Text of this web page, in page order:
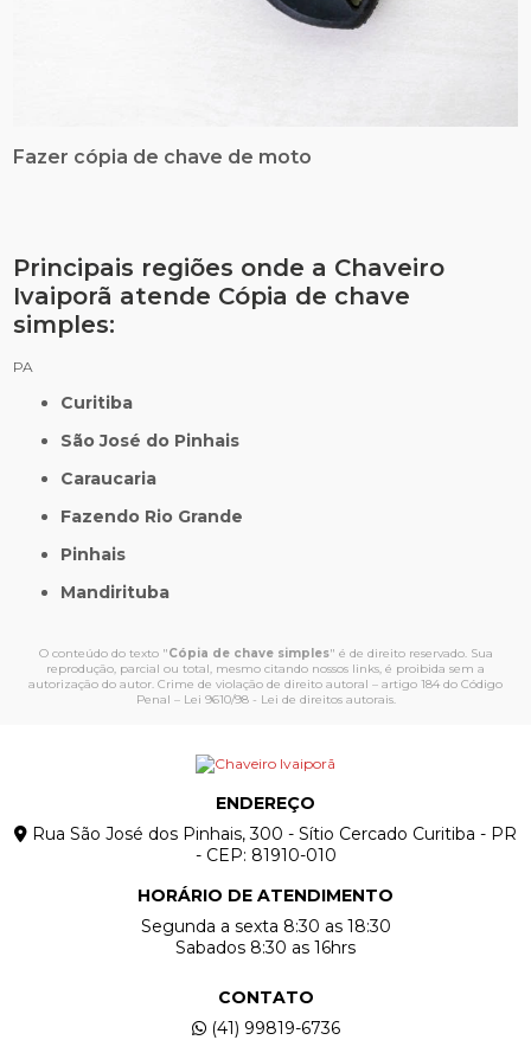
Fazer cópia de chave de moto
Principais regiões onde a Chaveiro
Ivaiporã atende Cópia de chave
simples:
PA
Curitiba
São José do Pinhais
Caraucaria
Fazendo Rio Grande
Pinhais
Mandirituba
O conteúdo do texto "Cópia de chave simples" é de direito reservado. Sua
reprodução, parcial ou total, mesmo citando nossos links, é proibida sem a
autorização do autor. Crime de violação de direito autoral – artigo 184 do Código
Penal – Lei 9610/98 - Lei de direitos autorais.
ENDEREÇO
Rua São José dos Pinhais, 300 - Sítio Cercado Curitiba - PR
- CEP: 81910-010
HORÁRIO DE ATENDIMENTO
Segunda a sexta 8:30 as 18:30
Sabados 8:30 as 16hrs
CONTATO
(41) 99819-6736